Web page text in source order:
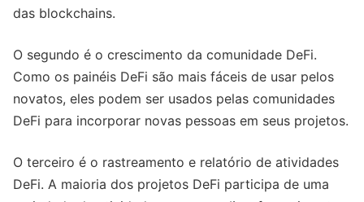
das blockchains.
O segundo é o crescimento da comunidade DeFi.
Como os painéis DeFi são mais fáceis de usar pelos
novatos, eles podem ser usados pelas comunidades
DeFi para incorporar novas pessoas em seus projetos.
O terceiro é o rastreamento e relatório de atividades
DeFi. A maioria dos projetos DeFi participa de uma